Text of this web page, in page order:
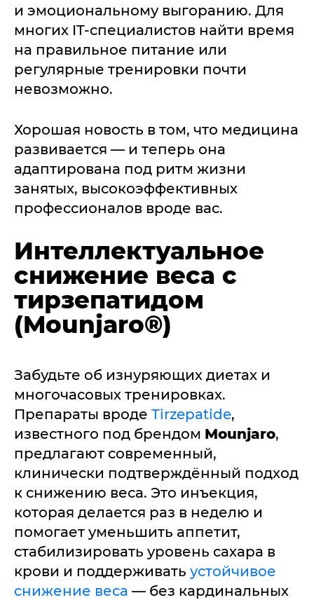
и эмоциональному выгоранию. Для
многих IT-специалистов найти время
на правильное питание или
регулярные тренировки почти
невозможно.
Хорошая новость в том, что медицина
развивается — и теперь она
адаптирована под ритм жизни
занятых, высокоэффективных
профессионалов вроде вас.
Интеллектуальное
снижение веса с
тирзепатидом
(Mounjaro®)
Забудьте об изнуряющих диетах и
многочасовых тренировках.
Препараты вроде Tirzepatide,
известного под брендом Mounjaro,
предлагают современный,
клинически подтверждённый подход
к снижению веса. Это инъекция,
которая делается раз в неделю и
помогает уменьшить аппетит,
стабилизировать уровень сахара в
крови и поддерживать устойчивое
снижение веса — без кардинальных